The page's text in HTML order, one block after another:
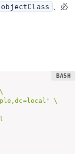
objectClass 、必
\